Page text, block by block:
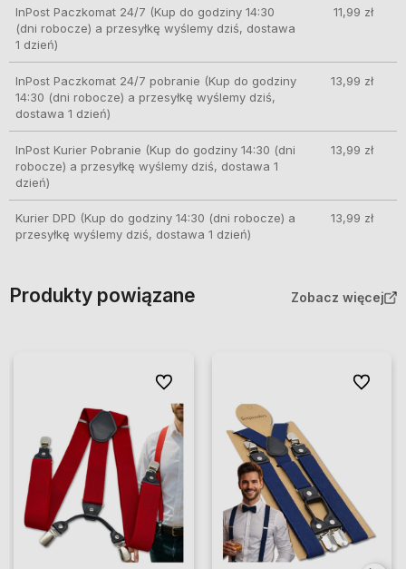
InPost Paczkomat 24/7 (Kup do godziny 14:30
(dni robocze) a przesyłkę wyślemy dziś, dostawa
1 dzień)
11,99 zł
InPost Paczkomat 24/7 pobranie (Kup do godziny
14:30 (dni robocze) a przesyłkę wyślemy dziś,
dostawa 1 dzień)
13,99 zł
InPost Kurier Pobranie (Kup do godziny 14:30 (dni
robocze) a przesyłkę wyślemy dziś, dostawa 1
dzień)
13,99 zł
Kurier DPD (Kup do godziny 14:30 (dni robocze) a
przesyłkę wyślemy dziś, dostawa 1 dzień)
13,99 zł
Produkty powiązane Zobacz więcej
Do ulubionych Do